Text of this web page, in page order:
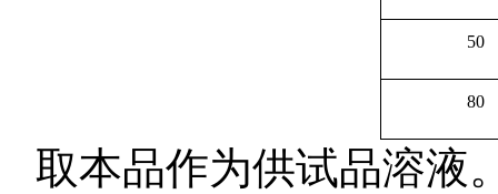
50
80
取本品作为供试品溶液